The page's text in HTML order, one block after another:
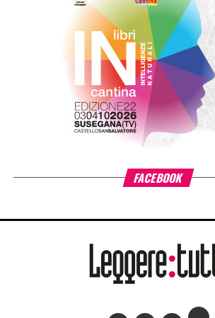
L’infanzia prima di Fondazione Cariplo,
benessere dei bambini e delle bambine
particolare attenzione alle situazioni di
sociale ed economica, promuovendo
individuale e lo sviluppo delle comunità
«L’estensione di #ioleggoperché a tutti
Giovanni Azzone,
–. L’esperienza ci ha
bambini e rafforzi il ruolo educativo di
nell’ambito di Anita – L’infanzia prima. La
#ioleggoperché sta nella sua capacità di
un’occasione per coinvolgere cittadini,